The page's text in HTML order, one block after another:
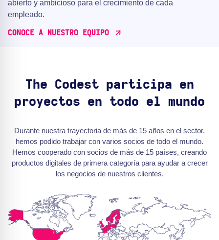
abierto y ambicioso para el crecimiento de cada
empleado.
CONOCE A NUESTRO EQUIPO
The Codest participa en
proyectos en todo el mundo
Durante nuestra trayectoria de más de 15 años en el sector,
hemos podido trabajar con varios socios de todo el mundo.
Hemos cooperado con socios de más de 15 países, creando
productos digitales de primera categoría para ayudar a crecer
los negocios de nuestros clientes.